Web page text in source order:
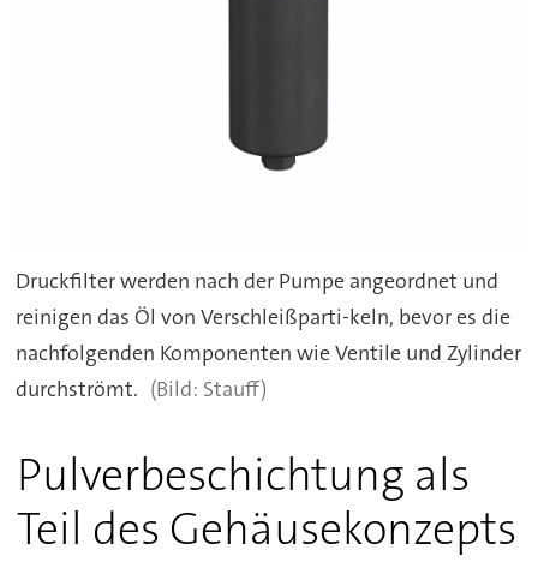
Druckfilter werden nach der Pumpe angeordnet und
reinigen das Öl von Verschleißparti-keln, bevor es die
nachfolgenden Komponenten wie Ventile und Zylinder
durchströmt.
Stauff)
Pulverbeschichtung als
Teil des Gehäusekonzepts